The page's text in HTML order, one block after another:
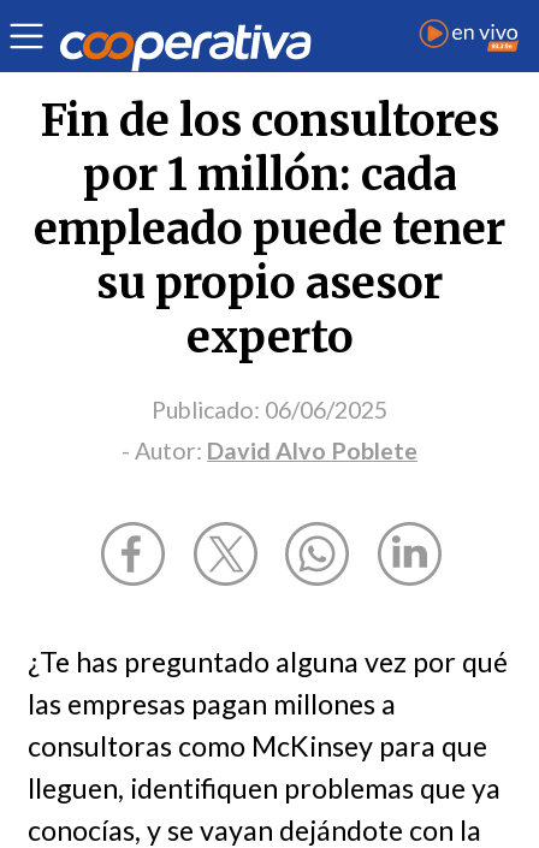
Opinión | Ciencia y tecnología | David Alvo Poblete
Fin de los consultores
por 1 millón: cada
empleado puede tener
su propio asesor
experto
Publicado: 06/06/2025
- Autor: David Alvo Poblete
¿Te has preguntado alguna vez por qué
las empresas pagan millones a
consultoras como McKinsey para que
lleguen, identifiquen problemas que ya
conocías, y se vayan dejándote con la